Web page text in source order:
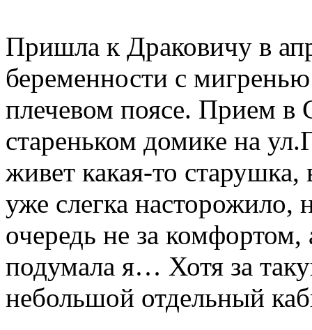
Пришла к Драковичу в
беременности с
плечевом поясе. Прием в
стареньком домике на
живет какая-то
уже слегка
очередь не за
подумала я… Хотя за
небольшой отдельный